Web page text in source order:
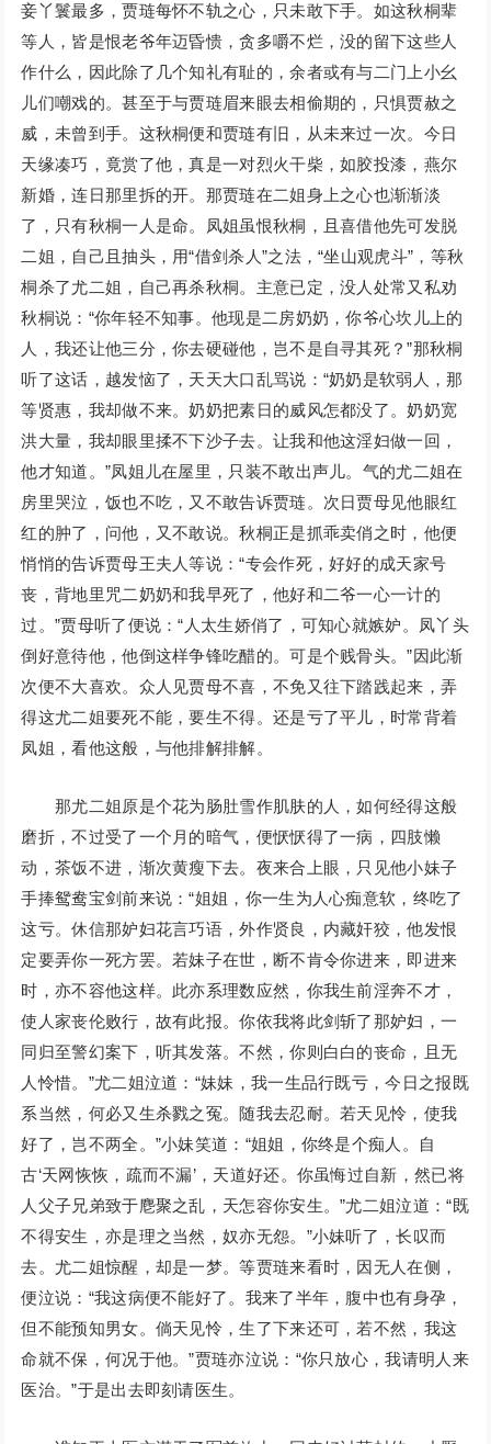
妾丫鬟最多，贾琏每怀不轨之心，只未敢下手。如这秋桐辈
等人，皆是恨老爷年迈昏愦，贪多嚼不烂，没的留下这些人
作什么，因此除了几个知礼有耻的，余者或有与二门上小幺
儿们嘲戏的。甚至于与贾琏眉来眼去相偷期的，只惧贾赦之
威，未曾到手。这秋桐便和贾琏有旧，从未来过一次。今日
天缘凑巧，竟赏了他，真是一对烈火干柴，如胶投漆，燕尔
新婚，连日那里拆的开。那贾琏在二姐身上之心也渐渐淡
了，只有秋桐一人是命。凤姐虽恨秋桐，且喜借他先可发脱
二姐，自己且抽头，用“借剑杀人”之法，“坐山观虎斗”，等秋
桐杀了尤二姐，自己再杀秋桐。主意已定，没人处常又私劝
秋桐说：“你年轻不知事。他现是二房奶奶，你爷心坎儿上的
人，我还让他三分，你去硬碰他，岂不是自寻其死？”那秋桐
听了这话，越发恼了，天天大口乱骂说：“奶奶是软弱人，那
等贤惠，我却做不来。奶奶把素日的威风怎都没了。奶奶宽
洪大量，我却眼里揉不下沙子去。让我和他这淫妇做一回，
他才知道。”凤姐儿在屋里，只装不敢出声儿。气的尤二姐在
房里哭泣，饭也不吃，又不敢告诉贾琏。次日贾母见他眼红
红的肿了，问他，又不敢说。秋桐正是抓乖卖俏之时，他便
悄悄的告诉贾母王夫人等说：“专会作死，好好的成天家号
丧，背地里咒二奶奶和我早死了，他好和二爷一心一计的
过。”贾母听了便说：“人太生娇俏了，可知心就嫉妒。凤丫头
倒好意待他，他倒这样争锋吃醋的。可是个贱骨头。”因此渐
次便不大喜欢。众人见贾母不喜，不免又往下踏践起来，弄
得这尤二姐要死不能，要生不得。还是亏了平儿，时常背着
凤姐，看他这般，与他排解排解。
那尤二姐原是个花为肠肚雪作肌肤的人，如何经得这般
磨折，不过受了一个月的暗气，便恹恹得了一病，四肢懒
动，茶饭不进，渐次黄瘦下去。夜来合上眼，只见他小妹子
手捧鸳鸯宝剑前来说：“姐姐，你一生为人心痴意软，终吃了
这亏。休信那妒妇花言巧语，外作贤良，内藏奸狡，他发恨
定要弄你一死方罢。若妹子在世，断不肯令你进来，即进来
时，亦不容他这样。此亦系理数应然，你我生前淫奔不才，
使人家丧伦败行，故有此报。你依我将此剑斩了那妒妇，一
同归至警幻案下，听其发落。不然，你则白白的丧命，且无
人怜惜。”尤二姐泣道：“妹妹，我一生品行既亏，今日之报既
系当然，何必又生杀戮之冤。随我去忍耐。若天见怜，使我
好了，岂不两全。”小妹笑道：“姐姐，你终是个痴人。自
古‘天网恢恢，疏而不漏’，天道好还。你虽悔过自新，然已将
人父子兄弟致于麀聚之乱，天怎容你安生。”尤二姐泣道：“既
不得安生，亦是理之当然，奴亦无怨。”小妹听了，长叹而
去。尤二姐惊醒，却是一梦。等贾琏来看时，因无人在侧，
便泣说：“我这病便不能好了。我来了半年，腹中也有身孕，
但不能预知男女。倘天见怜，生了下来还可，若不然，我这
命就不保，何况于他。”贾琏亦泣说：“你只放心，我请明人来
医治。”于是出去即刻请医生。